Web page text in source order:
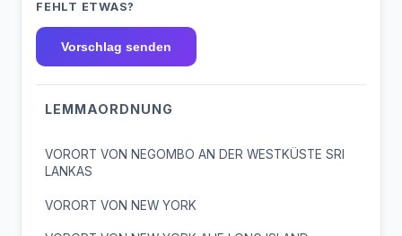
FEHLT ETWAS?
Vorschlag senden
LEMMAORDNUNG
VORORT VON NEGOMBO AN DER WESTKÜSTE SRI
LANKAS
VORORT VON NEW YORK